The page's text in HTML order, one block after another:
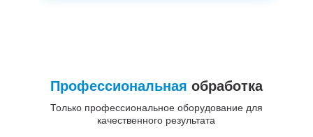
Профессиональная обработка
Только профессиональное оборудование для
качественного результата